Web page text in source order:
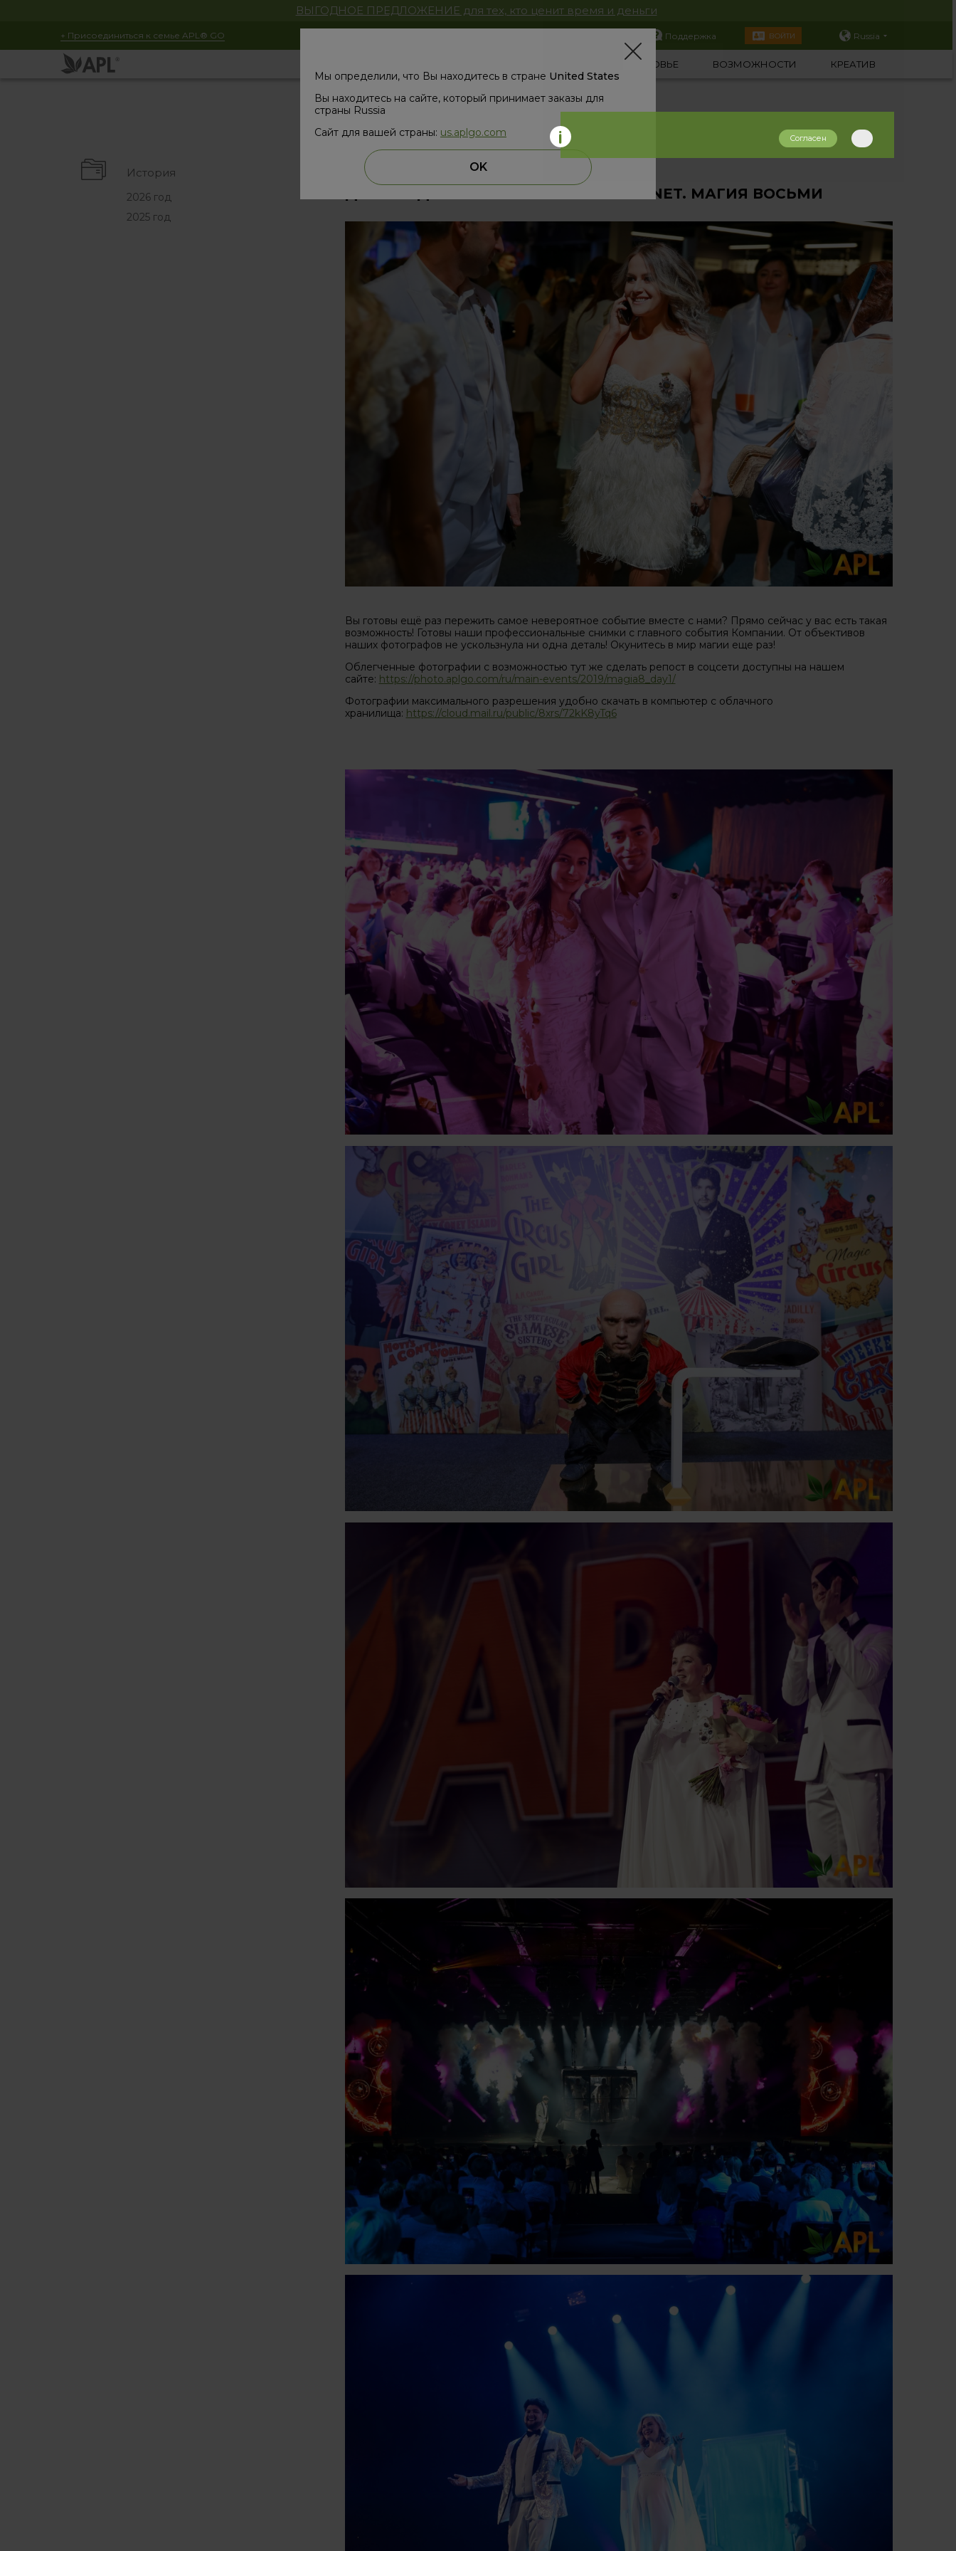
ВЫГОДНОЕ ПРЕДЛОЖЕНИЕ для тех, кто ценит время и деньги
+ Присоединиться к семье APL® GO Поддержка ВОЙТИ Russia
ЗДОРОВЬЕ ВОЗМОЖНОСТИ КРЕАТИВ
История
2026 год
2025 год
ДОЛГОЖДАННЫЕ СНИМКИ С APL PLANET. МАГИЯ ВОСЬМИ
Вы готовы ещё раз пережить самое невероятное событие вместе с нами? Прямо сейчас у вас есть такая
возможность! Готовы наши профессиональные снимки с главного события Компании. От объективов
наших фотографов не ускользнула ни одна деталь! Окунитесь в мир магии еще раз!
Облегченные фотографии с возможностью тут же сделать репост в соцсети доступны на нашем
сайте: https://photo.aplgo.com/ru/main-events/2019/magia8_day1/
Фотографии максимального разрешения удобно скачать в компьютер с облачного
хранилища: https://cloud.mail.ru/public/8xrs/72kK8yTq6
Мы определили, что Вы находитесь в стране United States
Вы находитесь на сайте, который принимает заказы для
страны Russia
Сайт для вашей страны: us.aplgo.com
OK
Согласен